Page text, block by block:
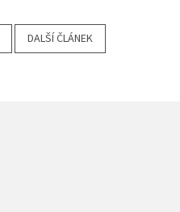
DALŠÍ ČLÁNEK